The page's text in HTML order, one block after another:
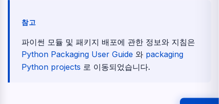
참고
파이썬 모듈 및 패키지 배포에 관한 정보와 지침은
Python Packaging User Guide 와 packaging
Python projects 로 이동되었습니다.